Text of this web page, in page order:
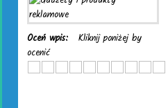
Oceń wpis:
Kliknij poniżej by
ocenić